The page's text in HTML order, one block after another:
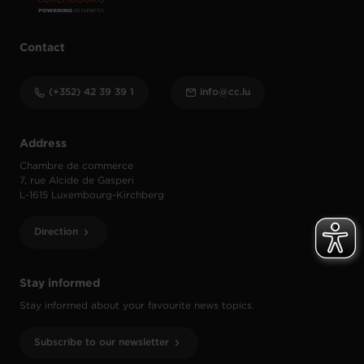
Stay informed
Stay informed about your favourite news topics.
Subscribe to our newsletter
Address
Chambre de commerce
7, rue Alcide de Gasperi
L-1615 Luxembourg-Kirchberg
Direction
Contact
(+352) 42 39 39 1 info@cc.lu